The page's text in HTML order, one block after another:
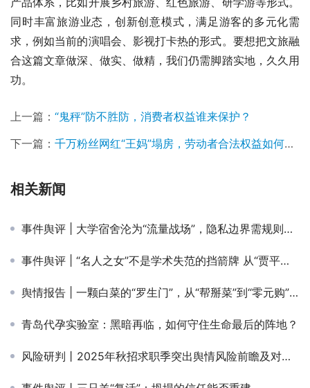
同时丰富旅游业态，创新创意模式，满足游客的多元化需
求，例如当前的演唱会、影视打卡热的形式。要想把文旅融
合这篇文章做深、做实、做精，我们仍需脚踏实地，久久用
功。
上一篇： “鬼秤”防不胜防，消费者权益谁来保护？
下一篇： 千万粉丝网红“王妈”塌房，劳动者合法权益如何切实保障
相关新闻
事件舆评 | 大学宿舍沦为“流量战场”，隐私边界需规则守护
事件舆评 | “名人之女”不是学术失范的挡箭牌 从“贾平凹女儿被指论文抄袭”事件看学术评价不能困于身份光环
舆情报告 | 一颗白菜的“罗生门”，从“帮掰菜”到“零元购”舆情狂欢
青岛代孕实验室：黑暗再临，如何守住生命最后的阵地？
风险研判丨2025年秋招求职季突出舆情风险前瞻及对策建议